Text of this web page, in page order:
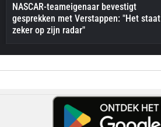
NASCAR-teameigenaar bevestigt
gesprekken met Verstappen: "Het staat
zeker op zijn radar"